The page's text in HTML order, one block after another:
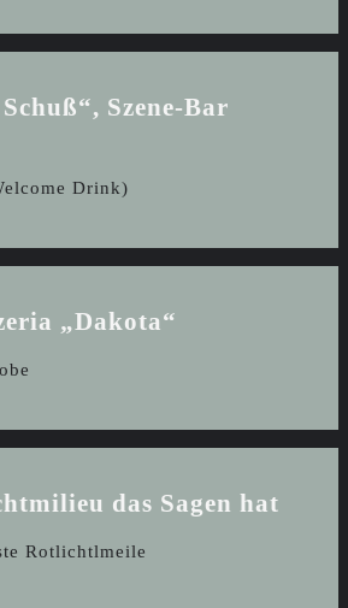
Szene-Bar
Drink)
„Dakota“
das Sagen hat
Rotlichtlmeile